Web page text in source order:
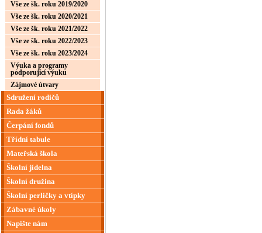
Vše ze šk. roku 2019/2020
Vše ze šk. roku 2020/2021
Vše ze šk. roku 2021/2022
Vše ze šk. roku 2022/2023
Vše ze šk. roku 2023/2024
Výuka a programy
podporující výuku
Zájmové útvary
Sdružení rodičů
Rada žáků
Čerpání fondů
Třídní tabule
Mateřská škola
Školní jídelna
Školní družina
Školní perličky a vtípky
Zábavné úkoly
Napište nám